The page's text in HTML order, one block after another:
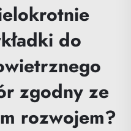
do
zgodny ze
rozwojem?